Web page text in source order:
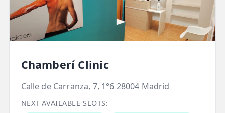
📍 Getafe
TIENDA
🛍️ Tienda Productos Fisioterapia
🎁 Tarjetas Regalo
🛒 Carrito
Chamberí Clinic
Calle de Carranza, 7, 1°6 28004 Madrid
NEXT AVAILABLE SLOTS: